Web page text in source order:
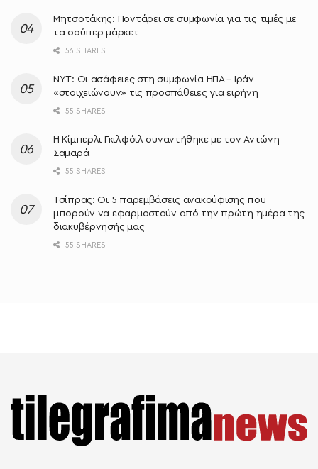
Μητσοτάκης: Ποντάρει σε συμφωνία για τις τιμές με
τα σούπερ μάρκετ
56 SHARES
NYT: Οι ασάφειες στη συμφωνία ΗΠΑ – Ιράν
«στοιχειώνουν» τις προσπάθειες για ειρήνη
55 SHARES
Η Κίμπερλι Γκιλφόιλ συναντήθηκε με τον Αντώνη
Σαμαρά
55 SHARES
Τσίπρας: Οι 5 παρεμβάσεις ανακούφισης που
μπορούν να εφαρμοστούν από την πρώτη ημέρα της
διακυβέρνησής μας
55 SHARES